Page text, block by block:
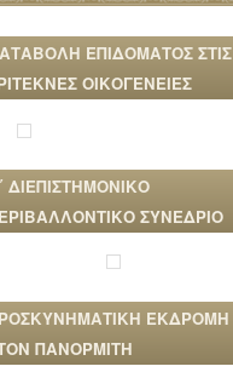
ΕΠΙΔΟΜΑΤΟΣ ΣΤΙΣ
ΟΙΚΟΓΕΝΕΙΕΣ
ΔΙΕΠΙΣΤΗΜΟΝΙΚΟ
ΣΥΝΕΔΡΙΟ
ΕΚΔΡΟΜΗ
ΠΑΝΟΡΜΙΤΗ